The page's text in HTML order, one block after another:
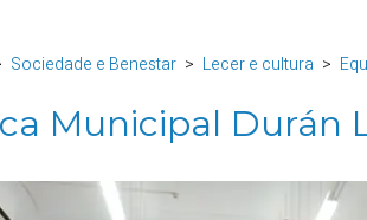
Sociedade e Benestar Lecer e cultura
Municipal Durán